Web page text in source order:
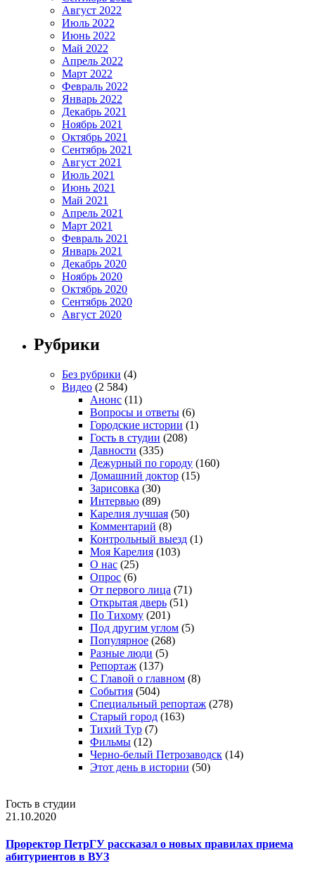
Август 2022
Июль 2022
Июнь 2022
Май 2022
Апрель 2022
Март 2022
Февраль 2022
Январь 2022
Декабрь 2021
Ноябрь 2021
Октябрь 2021
Сентябрь 2021
Август 2021
Июль 2021
Июнь 2021
Май 2021
Апрель 2021
Март 2021
Февраль 2021
Январь 2021
Декабрь 2020
Ноябрь 2020
Октябрь 2020
Сентябрь 2020
Август 2020
Рубрики
Без рубрики (4)
Видео (2 584)
Анонс (11)
Вопросы и ответы (6)
Городские истории (1)
Гость в студии (208)
Давности (335)
Дежурный по городу (160)
Домашний доктор (15)
Зарисовка (30)
Интервью (89)
Карелия лучшая (50)
Комментарий (8)
Контрольный выезд (1)
Моя Карелия (103)
О нас (25)
Опрос (6)
От первого лица (71)
Открытая дверь (51)
По Тихому (201)
Под другим углом (5)
Популярное (268)
Разные люди (5)
Репортаж (137)
С Главой о главном (8)
События (504)
Специальный репортаж (278)
Старый город (163)
Тихий Тур (7)
Фильмы (12)
Черно-белый Петрозаводск (14)
Этот день в истории (50)
Гость в студии
21.10.2020
Проректор ПетрГУ рассказал о новых правилах приема
абитуриентов в ВУЗ